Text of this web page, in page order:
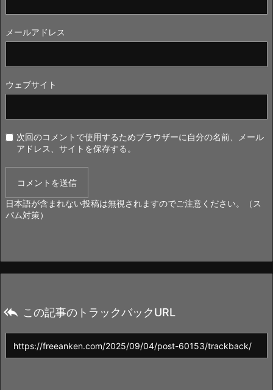
メールアドレス
ウェブサイト
次回のコメントで使用するためブラウザーに自分の名前、メール
アドレス、サイトを保存する。
日本語が含まれない投稿は無視されますのでご注意ください。（ス
パム対策）
 この記事のトラックバックURL